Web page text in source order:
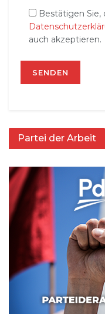
Bestätigen Sie,
auch akzeptieren.
Partei der Arbeit